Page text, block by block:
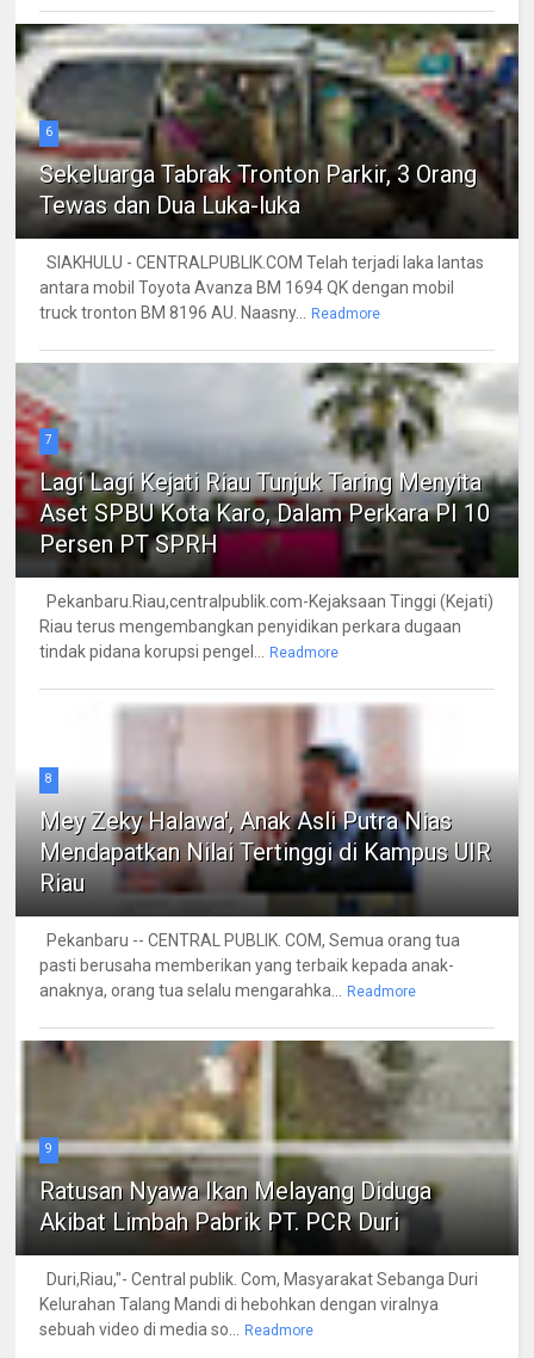
6
Sekeluarga Tabrak Tronton Parkir, 3 Orang
Tewas dan Dua Luka-luka
SIAKHULU - CENTRALPUBLIK.COM Telah terjadi laka lantas
antara mobil Toyota Avanza BM 1694 QK dengan mobil
truck tronton BM 8196 AU. Naasny...
Readmore
7
Lagi Lagi Kejati Riau Tunjuk Taring Menyita
Aset SPBU Kota Karo, Dalam Perkara PI 10
Persen PT SPRH
Pekanbaru.Riau,centralpublik.com-Kejaksaan Tinggi (Kejati)
Riau terus mengembangkan penyidikan perkara dugaan
tindak pidana korupsi pengel...
Readmore
8
Mey Zeky Halawa', Anak Asli Putra Nias
Mendapatkan Nilai Tertinggi di Kampus UIR
Riau
Pekanbaru -- CENTRAL PUBLIK. COM, Semua orang tua
pasti berusaha memberikan yang terbaik kepada anak-
anaknya, orang tua selalu mengarahka...
Readmore
9
Ratusan Nyawa Ikan Melayang Diduga
Akibat Limbah Pabrik PT. PCR Duri
Duri,Riau,"- Central publik. Com, Masyarakat Sebanga Duri
Kelurahan Talang Mandi di hebohkan dengan viralnya
sebuah video di media so...
Readmore